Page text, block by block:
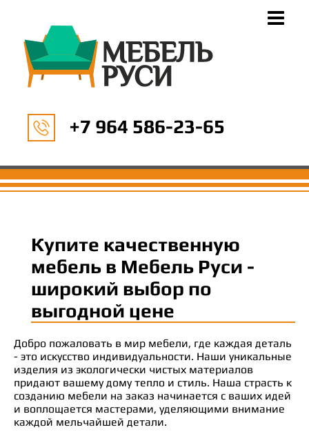
+7 964 586-23-65
Купите качественную
мебель в Мебель Руси -
широкий выбор по
выгодной цене
Добро пожаловать в мир мебели, где каждая деталь
- это искусство индивидуальности. Наши уникальные
изделия из экологически чистых материалов
придают вашему дому тепло и стиль. Наша страсть к
созданию мебели на заказ начинается с ваших идей
и воплощается мастерами, уделяющими внимание
каждой мельчайшей детали.